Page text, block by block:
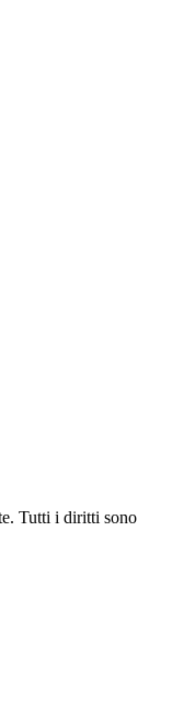
Tutti i diritti sono